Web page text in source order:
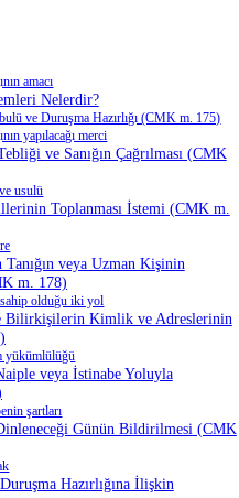
amacı
Nelerdir?
ve Duruşma Hazırlığı (CMK m. 175)
yapılacağı merci
ve Sanığın Çağrılması (CMK
usulü
Toplanması İstemi (CMK m.
Tanığın veya Uzman Kişinin
m. 178)
sahip olduğu iki yol
Bilirkişilerin Kimlik ve Adreslerinin
yükümlülüğü
veya İstinabe Yoluyla
şartları
Günün Bildirilmesi (CMK
Hazırlığına İlişkin